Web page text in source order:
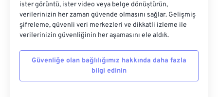
ister görüntü, ister video veya belge dönüştürün,
verilerinizin her zaman güvende olmasını sağlar. Gelişmiş
şifreleme, güvenli veri merkezleri ve dikkatli izleme ile
verilerinizin güvenliğinin her aşamasını ele aldık.
Güvenliğe olan bağlılığımız hakkında daha fazla
bilgi edinin